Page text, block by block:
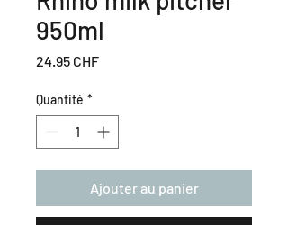
950ml
24.95 CHFPrix
Quantité *
Ajouter au panier